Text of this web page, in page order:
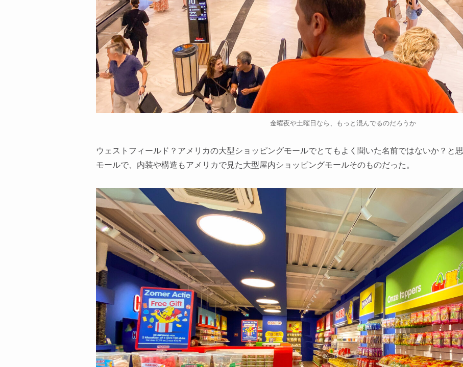
金曜夜や土曜日なら、もっと混んでるのだろうか
ウェストフィールド？アメリカの大型ショッピングモールでとてもよく聞いた名前ではないか？と
モールで、内装や構造もアメリカで見た大型屋内ショッピングモールそのものだった。